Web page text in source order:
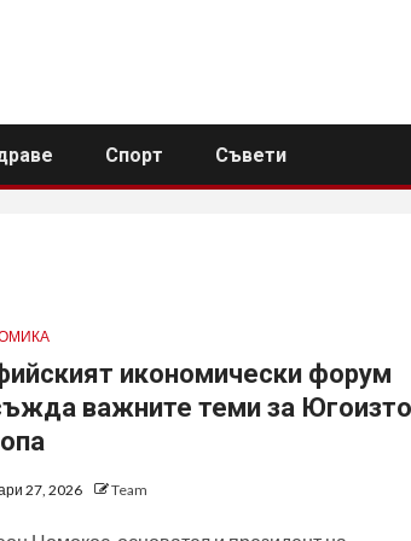
Спорт Съвети
икономически форум
важните теми за
27, 2026 Team